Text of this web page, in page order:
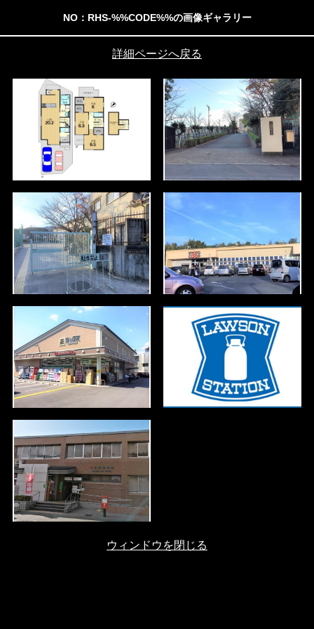
NO：RHS-%%CODE%%の画像ギャラリー
詳細ページへ戻る
ウィンドウを閉じる